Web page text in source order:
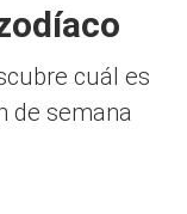
cuál es
de semana